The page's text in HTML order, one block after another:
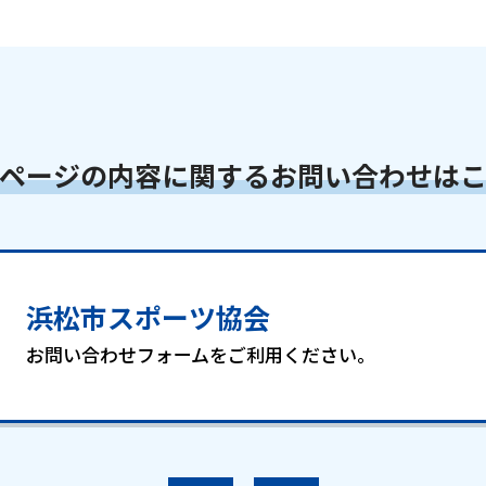
ージの内容に関するお問い合わせは
浜松市スポーツ協会
お問い合わせフォームをご利用ください。